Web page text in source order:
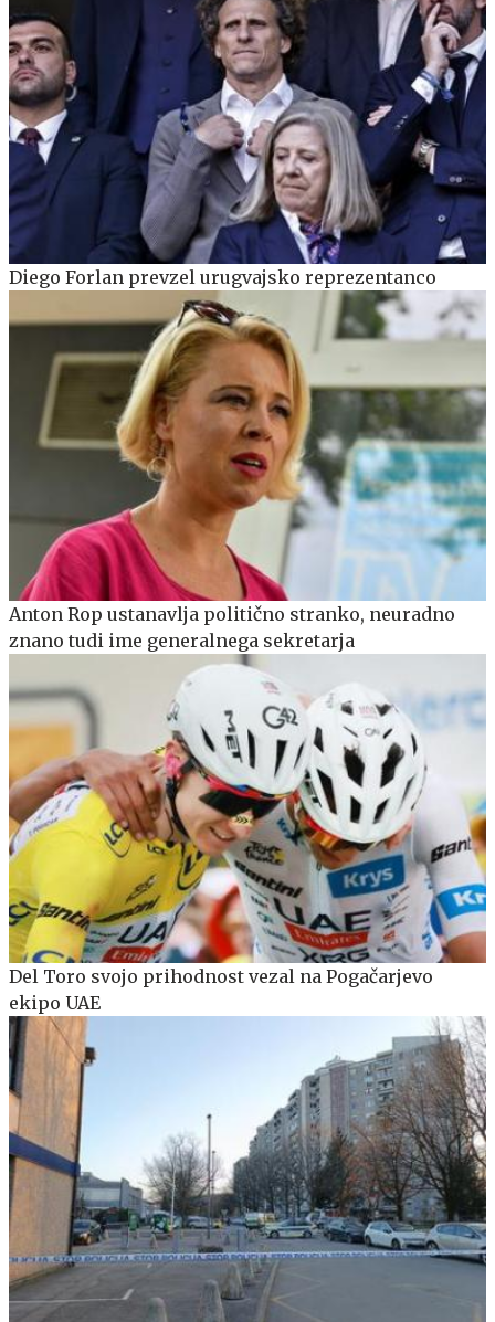
Diego Forlan prevzel urugvajsko reprezentanco
Anton Rop ustanavlja politično stranko, neuradno
znano tudi ime generalnega sekretarja
Del Toro svojo prihodnost vezal na Pogačarjevo
ekipo UAE